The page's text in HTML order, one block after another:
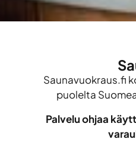
Saunavuokraus.fi
puolelta
Palvelu ohjaa